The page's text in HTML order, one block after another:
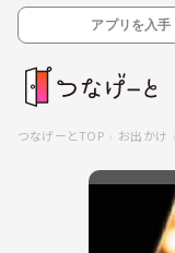
アプリを入手
つなげーとTOP お出かけ